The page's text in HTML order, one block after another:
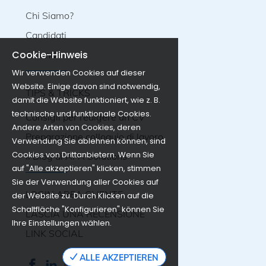
Chi Siamo?
Candidati
Aziende
TIPS & TRICKS
Consigli per redigere un CV
Preparazione colloquio di lavoro
Il Blog di APA Solutions
LOGIN AREA CLIENTE
LASCIA UNA RECENSIONE
LINK SOCIAL
Cookie-Hinweis
Wir verwenden Cookies auf dieser
Website. Einige davon sind notwendig,
damit die Website funktioniert, wie z. B.
technische und funktionale Cookies.
Andere Arten von Cookies, deren
Verwendung Sie ablehnen können, sind
Cookies von Drittanbietern. Wenn Sie
auf "Alle akzeptieren" klicken, stimmen
Sie der Verwendung aller Cookies auf
der Website zu. Durch Klicken auf die
Schaltfläche "Konfigurieren" können Sie
Ihre Einstellungen wählen.
ALLE AKZEPTIEREN